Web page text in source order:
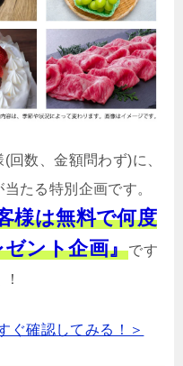
数、金額問わず)に、
たる特別企画です。
様は無料で何度
ント企画』です
ぐ確認してみる！＞